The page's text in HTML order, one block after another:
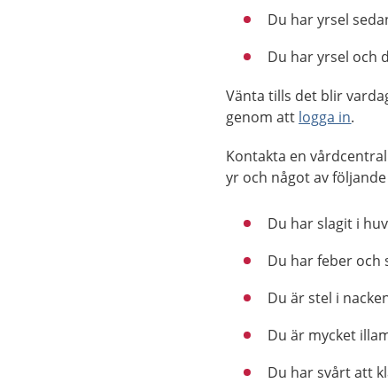
Du har yrsel
Du har yrsel och
Vänta tills det blir
genom att logga in.
Kontakta en
yr och något av
Du har slagit i
Du har feber och
Du är stel i
Du är mycket
Du har svårt att